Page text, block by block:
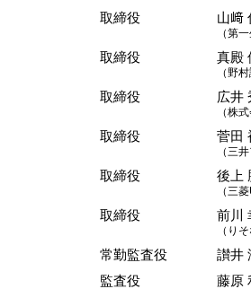
取締役
山﨑
（第
取締役 真殿
（野
取締役 広井
（株
取締役 菅田
（三
取締役 後上
（三
取締役 前川
（り
常勤監査役
讃井
監査役
藤原